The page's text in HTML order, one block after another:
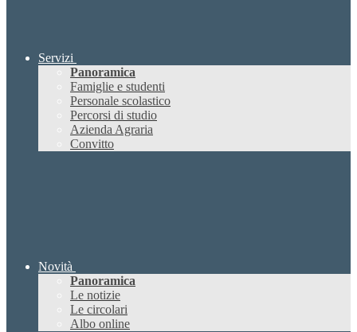
Servizi
Panoramica
Famiglie e studenti
Personale scolastico
Percorsi di studio
Azienda Agraria
Convitto
Novità
Panoramica
Le notizie
Le circolari
Albo online